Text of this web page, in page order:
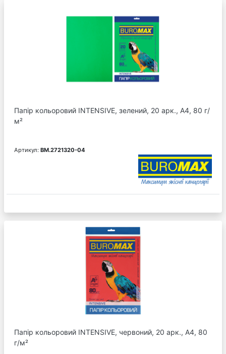
Папір кольоровий INTENSIVE, зелений, 20 арк., А4, 80 г/
м²
Артикул: BM.2721320-04
Папір кольоровий INTENSIVE, червоний, 20 арк., А4, 80
г/м²